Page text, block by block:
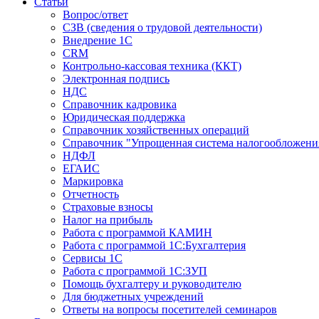
Вопрос/ответ
СЗВ (сведения о трудовой деятельности)
Внедрение 1С
CRM
Контрольно-кассовая техника (ККТ)
Электронная подпись
НДС
Справочник кадровика
Юридическая поддержка
Справочник хозяйственных операций
Справочник "Упрощенная система
НДФЛ
ЕГАИС
Маркировка
Отчетность
Страховые взносы
Налог на прибыль
Работа с программой КАМИН
Работа с программой 1С:Бухгалтерия
Сервисы 1С
Работа с программой 1С:ЗУП
Помощь бухгалтеру и руководителю
Для бюджетных учреждений
Ответы на вопросы посетителей семинаров